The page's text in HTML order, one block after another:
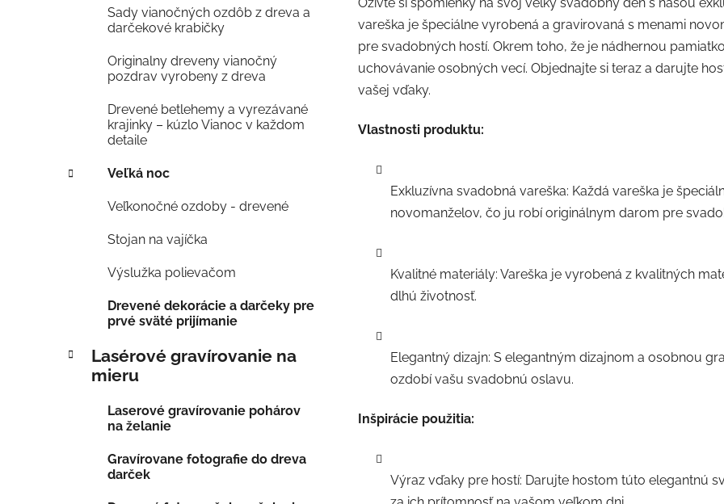
Sady vianočných ozdôb z dreva a
darčekové krabičky
Originalny dreveny vianočný
pozdrav vyrobeny z dreva
Drevené betlehemy a vyrezávané
krajinky – kúzlo Vianoc v každom
detaile
Veľká noc
Veľkonočné ozdoby - drevené
Stojan na vajíčka
Výslužka polievačom
Drevené dekorácie a darčeky pre
prvé sväté prijímanie
Lasérové gravírovanie na
mieru
Laserové gravírovanie pohárov
na želanie
Gravírovane fotografie do dreva
darček
Oživte si spomienky na svoj veľký svadobný deň s našou
vareška je špeciálne vyrobená a gravirovaná s menami
pre svadobných hostí. Okrem toho, že je nádhernou
uchovávanie osobných vecí. Objednajte si teraz a darujte
vašej vďaky.
Vlastnosti produktu:
Exkluzívna svadobná vareška: Každá vareška je
novomanželov, čo ju robí originálnym darom pre
Kvalitné materiály: Vareška je vyrobená z kvalitných
dlhú životnosť.
Elegantný dizajn: S elegantným dizajnom a osobnou
ozdobí vašu svadobnú oslavu.
Inšpirácie použitia:
Výraz vďaky pre hostí: Darujte hostom túto elegantnú